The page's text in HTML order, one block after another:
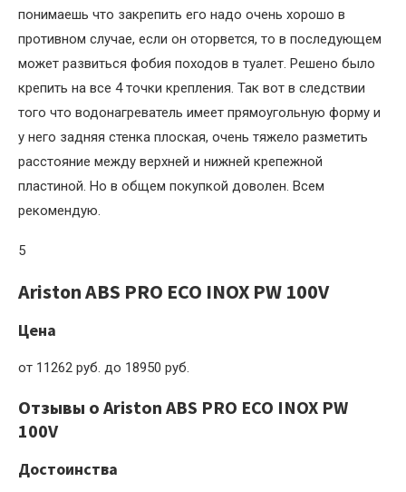
понимаешь что закрепить его надо очень хорошо в
противном случае, если он оторвется, то в последующем
может развиться фобия походов в туалет. Решено было
крепить на все 4 точки крепления. Так вот в следствии
того что водонагреватель имеет прямоугольную форму и
у него задняя стенка плоская, очень тяжело разметить
расстояние между верхней и нижней крепежной
пластиной. Но в общем покупкой доволен. Всем
рекомендую.
5
Ariston ABS PRO ECO INOX PW 100V
Цена
от 11262 руб. до 18950 руб.
Отзывы о Ariston ABS PRO ECO INOX PW
100V
Достоинства